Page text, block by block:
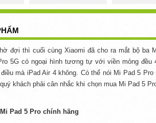
đợi thì cuối cùng Xiaomi đã cho ra mắt bộ ba
5G có ngoại hình tương tự với viền mỏng
mà iPad Air 4 không . Có thể nói Mi Pad 5
quý kháchphải cân nhắc khi chọn mua Mi Pad 5
Pad 5 Pro chính hãng